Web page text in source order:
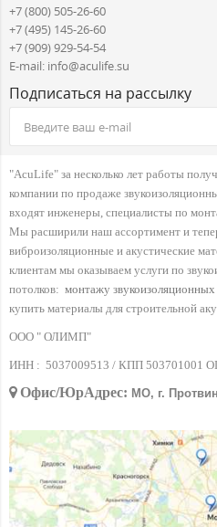
+7 (800) 505-26-60
+7 (495) 145-26-60
+7 (909) 929-54-54
E-mail: info@aculife.su
Подписаться на рассылку
"AcuLife" за несколько лет работы
компании по продаже
входят инженеры, специалисты по
Мы расширили наш ассортимент и
виброизоляционные и акустические
клиентам мы оказываем услуги по
потолков: монтажу звукоизоляционных
купить материалы для строительной
ООО " ОЛИМП"
ИНН : 5037009513 / КПП 503701001
Офис/ЮрАдрес: МО, г.